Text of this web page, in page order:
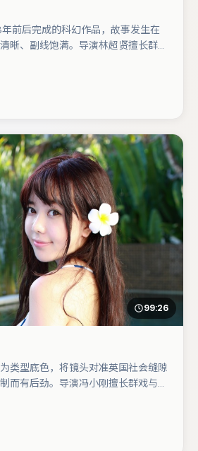
前后完成的科幻作品，故事发生在
晰、副线饱满。导演林超贤擅长群戏
情感锚点，裴斗娜则以细节塑造推动
爱强类型与清晰主线，这部作品值得
99:26
类型底色，将镜头对准英国社会缝隙
而有后劲。导演冯小刚擅长群戏与空
烊千玺等，角色动机前后呼应，适合
众。节奏紧凑、反转有度，值得列入